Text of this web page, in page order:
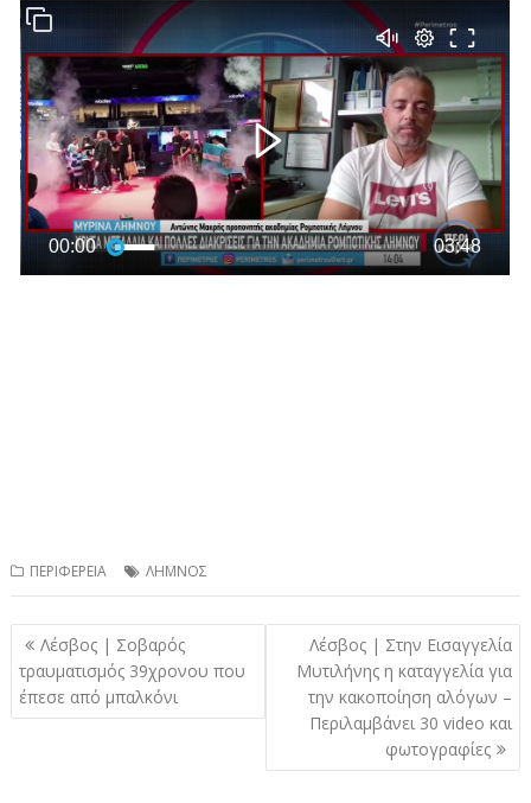
ΠΕΡΙΦΕΡΕΙΑ ΛΗΜΝΟΣ
Πλοήγηση
άρθρων
Λέσβος | Σοβαρός
τραυματισμός 39χρονου που
έπεσε από μπαλκόνι
Λέσβος | Στην Εισαγγελία
Μυτιλήνης η καταγγελία για
την κακοποίηση αλόγων –
Περιλαμβάνει 30 video και
φωτογραφίες